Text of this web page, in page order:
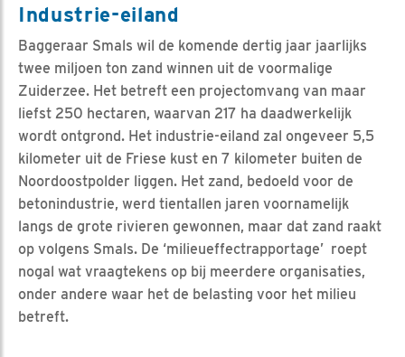
Industrie-eiland
Baggeraar Smals wil de komende dertig jaar jaarlijks
twee miljoen ton zand winnen uit de voormalige
Zuiderzee. Het betreft een projectomvang van maar
liefst 250 hectaren, waarvan 217 ha daadwerkelijk
wordt ontgrond. Het industrie-eiland zal ongeveer 5,5
kilometer uit de Friese kust en 7 kilometer buiten de
Noordoostpolder liggen. Het zand, bedoeld voor de
betonindustrie, werd tientallen jaren voornamelijk
langs de grote rivieren gewonnen, maar dat zand raakt
op volgens Smals. De ‘milieueffectrapportage’ roept
nogal wat vraagtekens op bij meerdere organisaties,
onder andere waar het de belasting voor het milieu
betreft.